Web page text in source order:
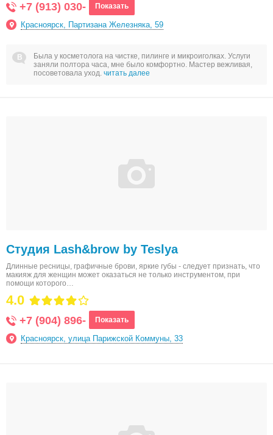
+7 (913) 030- Показать
Красноярск, Партизана Железняка, 59
Была у косметолога на чистке, пилинге и микроиголках. Услуги
заняли полтора часа, мне было комфортно. Мастер вежливая,
посоветовала уход. читать далее
Студия Lash&brow by Teslya
Длинные ресницы, графичные брови, яркие губы - следует признать, что
макияж для женщин может оказаться не только инструментом, при
помощи которого…
4.0
+7 (904) 896- Показать
Красноярск, улица Парижской Коммуны, 33